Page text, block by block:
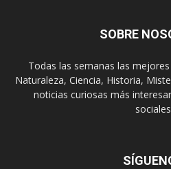
SOBRE
Todas las semanas las
Naturaleza, Ciencia, Historia,
noticias curiosas más